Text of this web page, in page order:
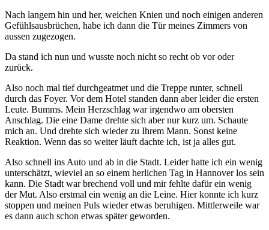
Nach langem hin und her, weichen Knien und noch einigen anderen
Gefühlsausbrüchen, habe ich dann die Tür meines Zimmers von
aussen zugezogen.
Da stand ich nun und wusste noch nicht so recht ob vor oder
zurück.
Also noch mal tief durchgeatmet und die Treppe runter, schnell
durch das Foyer. Vor dem Hotel standen dann aber leider die ersten
Leute. Bumms. Mein Herzschlag war irgendwo am obersten
Anschlag. Die eine Dame drehte sich aber nur kurz um. Schaute
mich an. Und drehte sich wieder zu Ihrem Mann. Sonst keine
Reaktion. Wenn das so weiter läuft dachte ich, ist ja alles gut.
Also schnell ins Auto und ab in die Stadt. Leider hatte ich ein wenig
unterschätzt, wieviel an so einem herlichen Tag in Hannover los sein
kann. Die Stadt war brechend voll und mir fehlte dafür ein wenig
der Mut. Also erstmal ein wenig an die Leine. Hier konnte ich kurz
stoppen und meinen Puls wieder etwas beruhigen. Mittlerweile war
es dann auch schon etwas später geworden.